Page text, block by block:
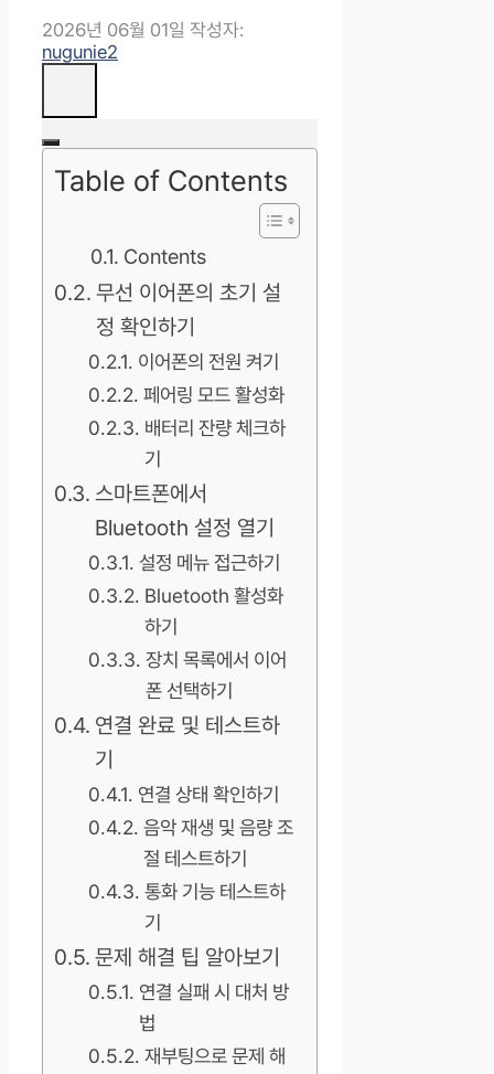
2026년 06월 01일 작성자:
nugunie2
Table of Contents
Contents
무선 이어폰의 초기 설
정 확인하기
이어폰의 전원 켜기
페어링 모드 활성화
배터리 잔량 체크하
기
스마트폰에서
Bluetooth 설정 열기
설정 메뉴 접근하기
Bluetooth 활성화
하기
장치 목록에서 이어
폰 선택하기
연결 완료 및 테스트하
기
연결 상태 확인하기
음악 재생 및 음량 조
절 테스트하기
통화 기능 테스트하
기
문제 해결 팁 알아보기
연결 실패 시 대처 방
법
재부팅으로 문제 해